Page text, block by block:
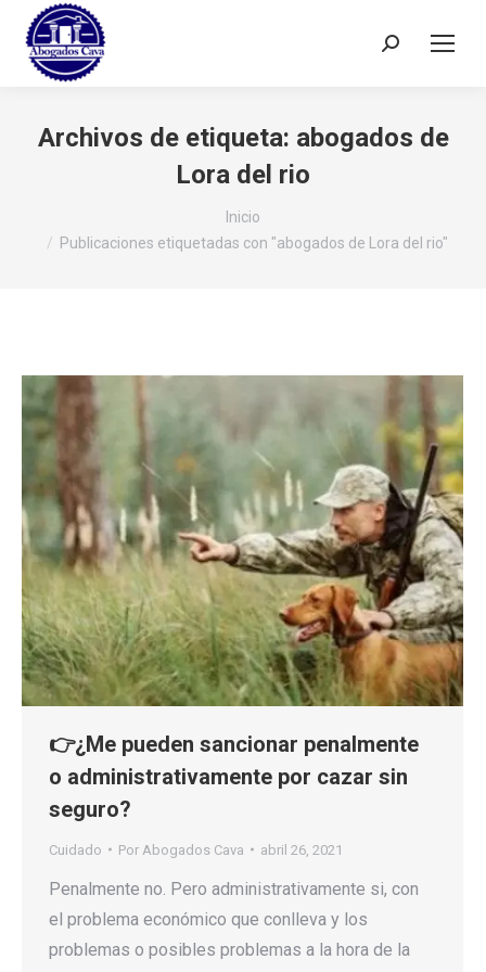
Buscar:
Archivos de etiqueta: abogados de
Lora del rio
Inicio
Publicaciones etiquetadas con "abogados de Lora del rio"
👉¿Me pueden sancionar penalmente
o administrativamente por cazar sin
seguro?
Cuidado Por Abogados Cava abril 26, 2021
Penalmente no. Pero administrativamente si, con
el problema económico que conlleva y los
problemas o posibles problemas a la hora de la